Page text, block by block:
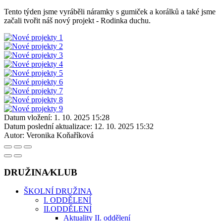
Tento týden jsme vyráběli náramky s gumiček a korálků a také jsme
začali tvořit náš nový projekt - Rodinka duchu.
Datum vložení: 1. 10. 2025 15:28
Datum poslední aktualizace: 12. 10. 2025 15:32
Autor: Veronika Koňaříková
DRUŽINA⁄KLUB
ŠKOLNÍ DRUŽINA
I. ODDĚLENÍ
II.ODDĚLENÍ
Aktuality II. oddělení